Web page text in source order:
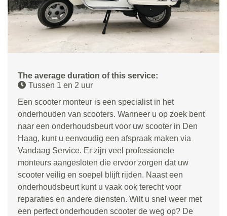
The average duration of this service:
Tussen 1 en 2 uur
Een scooter monteur is een specialist in het
onderhouden van scooters. Wanneer u op zoek bent
naar een onderhoudsbeurt voor uw scooter in Den
Haag, kunt u eenvoudig een afspraak maken via
Vandaag Service. Er zijn veel professionele
monteurs aangesloten die ervoor zorgen dat uw
scooter veilig en soepel blijft rijden. Naast een
onderhoudsbeurt kunt u vaak ook terecht voor
reparaties en andere diensten. Wilt u snel weer met
een perfect onderhouden scooter de weg op? De